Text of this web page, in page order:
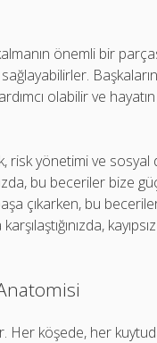
önemli bir
olabilir ve
risk yönetimi ve
bu beceriler bize
çıkarken, bu
Her köşede, her